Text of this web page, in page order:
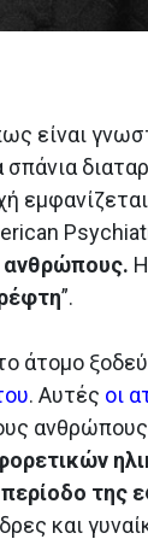
είναι
σπάνια
ανθρώπους.
”.
άτομο
. Αυτές οι
της
και